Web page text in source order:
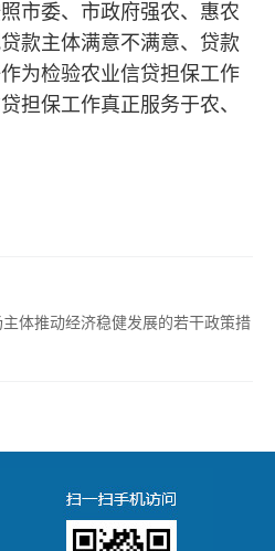
市委、市政府强农、惠农
款主体满意不满意、贷款
为检验农业信贷担保工作
担保工作真正服务于农、
主体推动经济稳健发展的若干政策措